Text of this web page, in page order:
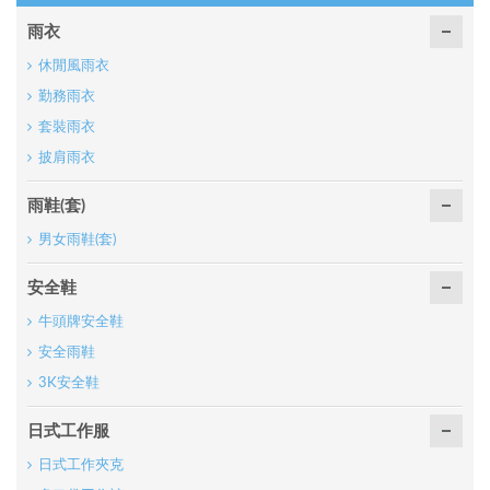
雨衣
休閒風雨衣
勤務雨衣
套裝雨衣
披肩雨衣
雨鞋(套)
男女雨鞋(套)
安全鞋
牛頭牌安全鞋
安全雨鞋
3K安全鞋
日式工作服
日式工作夾克